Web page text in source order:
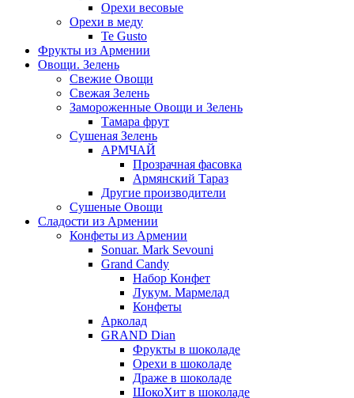
Орехи весовые
Орехи в меду
Te Gusto
Фрукты из Армении
Овощи. Зелень
Свежие Овощи
Свежая Зелень
Замороженные Овощи и Зелень
Тамара фрут
Сушеная Зелень
АРМЧАЙ
Прозрачная фасовка
Армянский Тараз
Другие производители
Сушеные Овощи
Сладости из Армении
Конфеты из Армении
Sonuar. Mark Sevouni
Grand Candy
Набор Конфет
Лукум. Мармелад
Конфеты
Арколад
GRAND Dian
Фрукты в шоколаде
Орехи в шоколаде
Драже в шоколаде
ШокоХит в шоколаде